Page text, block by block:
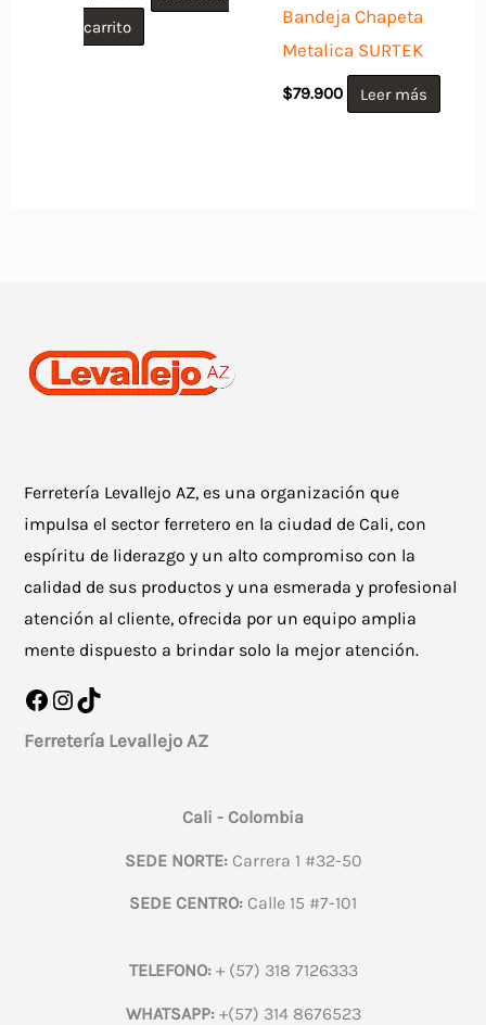
carrito
Bandeja Chapeta
Metalica SURTEK
$79.900 Leer más
Ferretería Levallejo AZ, es una organización que
impulsa el sector ferretero en la ciudad de Cali, con
espíritu de liderazgo y un alto compromiso con la
calidad de sus productos y una esmerada y profesional
atención al cliente, ofrecida por un equipo amplia
mente dispuesto a brindar solo la mejor atención.
Facebook
Instagram
TikTok
Ferretería Levallejo AZ
Cali - Colombia
SEDE NORTE:Carrera 1 #32-50
SEDE CENTRO: Calle 15 #7-101
TELEFONO:+ (57) 318 7126333
WHATSAPP:+(57) 314 8676523